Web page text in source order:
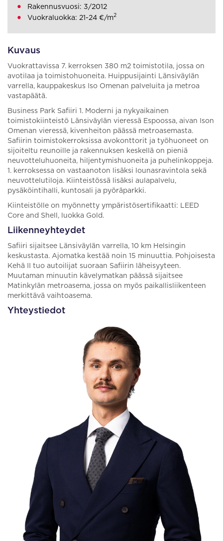
Kuvaus
Vuokrattavissa 7. kerroksen 380 m2 toimistotila, jossa on
avotilaa ja toimistohuoneita. Huippusijainti Länsiväylän
varrella, kauppakeskus Iso Omenan palveluita ja metroa
vastapäätä.
Business Park Safiiri 1. Moderni ja nykyaikainen
toimistokiinteistö Länsiväylän vieressä Espoossa, aivan Ison
Omenan vieressä, kivenheiton päässä metroasemasta.
Safiirin toimistokerroksissa avokonttorit ja työhuoneet on
sijoiteltu reunoille ja rakennuksen keskellä on pieniä
neuvotteluhuoneita, hiljentymishuoneita ja puhelinkoppeja.
1. kerroksessa on vastaanoton lisäksi lounasravintola sekä
neuvottelutiloja. Kiinteistössä lisäksi aulapalvelu,
pysäköintihalli, kuntosali ja pyöräparkki.
Kiinteistölle on myönnetty ympäristösertifikaatti: LEED
Core and Shell, luokka Gold.
Liikenneyhteydet
Safiiri sijaitsee Länsiväylän varrella, 10 km Helsingin
keskustasta. Ajomatka kestää noin 15 minuuttia. Pohjoisesta
Kehä II tuo autoilijat suoraan Safiirin läheisyyteen.
Muutaman minuutin kävelymatkan päässä sijaitsee
Matinkylän metroasema, jossa on myös paikallisliikenteen
merkittävä vaihtoasema.
Yhteystiedot
Rakennusvuosi: 3/2012
Vuokraluokka: 21-24 €/m2